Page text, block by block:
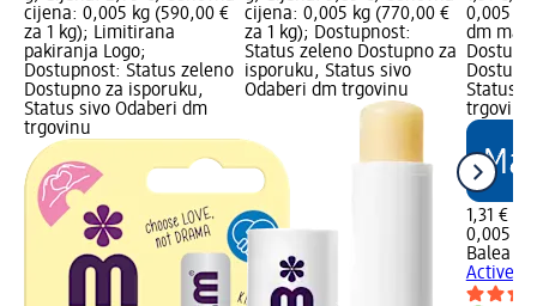
cijena: 0,005 kg (590,00 €
za 1 kg); Limitirana
pakiranja Logo;
Dostupnost: Status zeleno
Dostupno za isporuku,
Status sivo Odaberi dm
trgovinu
cijena: 0,005 kg (770,00 €
za 1 kg); Dostupnost:
Status zeleno Dostupno za
isporuku, Status sivo
Odaberi dm trgovinu
0,005 kg
dm
Status
trgovinu
1,31 €
0,005 kg
Balea
Active